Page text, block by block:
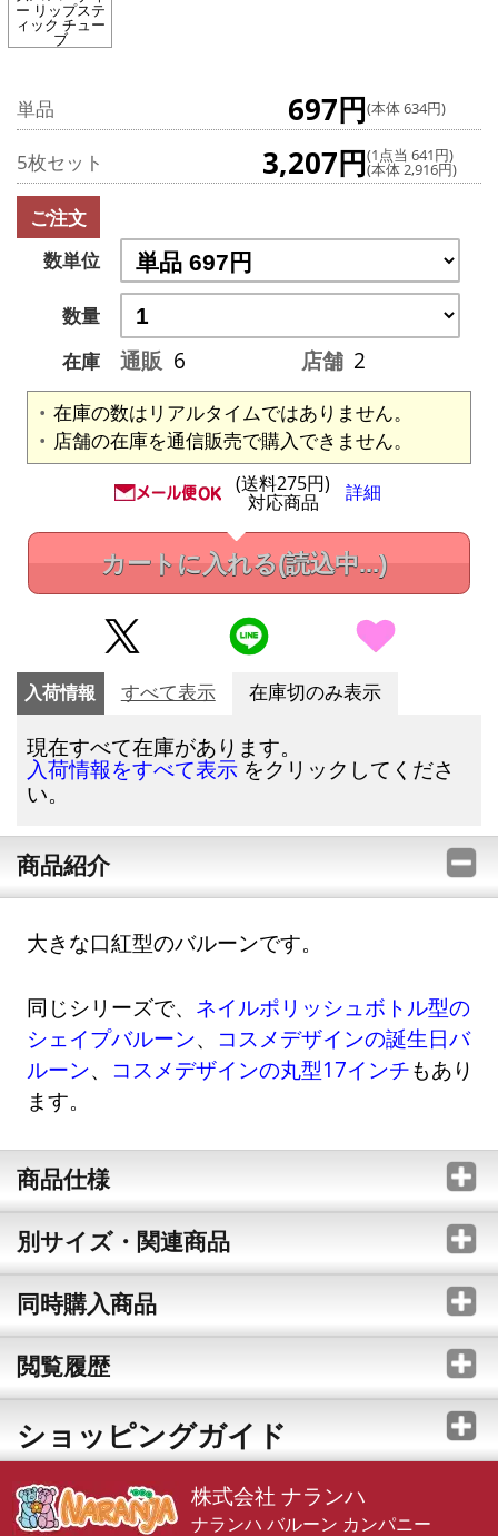
ー リップステ
ィック チュー
ブ
単品 697円(本体 634円)
5枚セット 3,207円(1点当 641円)
(本体 2,916円)
ご注文
数単位
数量
在庫
通販 6 店舗 2
在庫の数はリアルタイムではありません。
店舗の在庫を通信販売で購入できません。
(送料275円)
対応商品 詳細
カートに入れる(読込中...)
入荷情報 すべて表示 在庫切のみ表示
現在すべて在庫があります。
入荷情報をすべて表示 をクリックしてくださ
い。
商品紹介
大きな口紅型のバルーンです。
同じシリーズで、 ネイルポリッシュボトル型の
シェイプバルーン、
コスメデザインの誕生日バ
ルーン、 コスメデザインの丸型17インチもあり
ます。
商品仕様
別サイズ・関連商品
同時購入商品
閲覧履歴
ショッピングガイド
株式会社 ナランハ
ナランハ バルーン カンパニー